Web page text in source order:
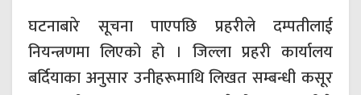
घटनाबारे सूचना पाएपछि प्रहरीले दम्पतीलाई
नियन्त्रणमा लिएको हो । जिल्ला प्रहरी कार्यालय
बर्दियाका अनुसार उनीहरूमाथि लिखत सम्बन्धी कसूर